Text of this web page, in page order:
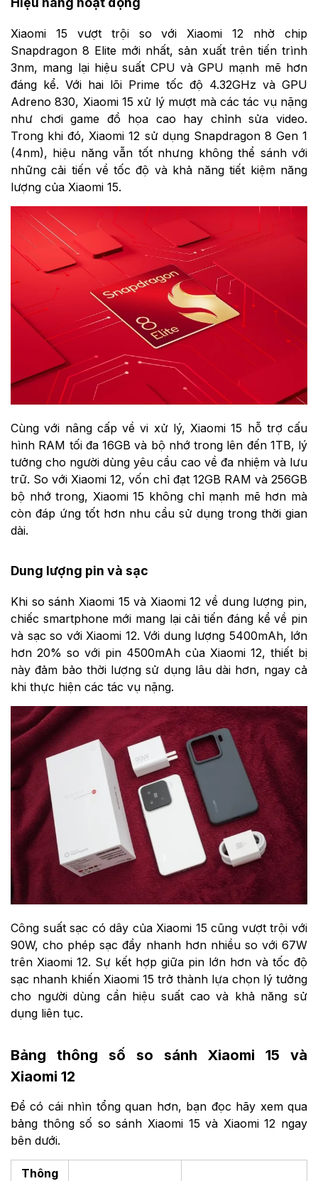
Xiaomi 15 vượt trội so với Xiaomi 12 nhờ chip
Snapdragon 8 Elite mới nhất, sản xuất trên tiến trình
3nm, mang lại hiệu suất CPU và GPU mạnh mẽ hơn
đáng kể. Với hai lõi Prime tốc độ 4.32GHz và GPU
Adreno 830, Xiaomi 15 xử lý mượt mà các tác vụ nặng
như chơi game đồ họa cao hay chỉnh sửa video.
Trong khi đó, Xiaomi 12 sử dụng Snapdragon 8 Gen 1
(4nm), hiệu năng vẫn tốt nhưng không thể sánh với
những cải tiến về tốc độ và khả năng tiết kiệm năng
lượng của Xiaomi 15.
Cùng với nâng cấp về vi xử lý, Xiaomi 15 hỗ trợ cấu
hình RAM tối đa 16GB và bộ nhớ trong lên đến 1TB, lý
tưởng cho người dùng yêu cầu cao về đa nhiệm và lưu
trữ. So với Xiaomi 12, vốn chỉ đạt 12GB RAM và 256GB
bộ nhớ trong, Xiaomi 15 không chỉ mạnh mẽ hơn mà
còn đáp ứng tốt hơn nhu cầu sử dụng trong thời gian
dài.
Dung lượng pin và sạc
Khi so sánh Xiaomi 15 và Xiaomi 12 về dung lượng pin,
chiếc smartphone mới mang lại cải tiến đáng kể về pin
và sạc so với Xiaomi 12. Với dung lượng 5400mAh, lớn
hơn 20% so với pin 4500mAh của Xiaomi 12, thiết bị
này đảm bảo thời lượng sử dụng lâu dài hơn, ngay cả
khi thực hiện các tác vụ nặng.
Công suất sạc có dây của Xiaomi 15 cũng vượt trội với
90W, cho phép sạc đầy nhanh hơn nhiều so với 67W
trên Xiaomi 12. Sự kết hợp giữa pin lớn hơn và tốc độ
sạc nhanh khiến Xiaomi 15 trở thành lựa chọn lý tưởng
cho người dùng cần hiệu suất cao và khả năng sử
dụng liên tục​.
Bảng thông số so sánh Xiaomi 15 và
Xiaomi 12
Để có cái nhìn tổng quan hơn, bạn đọc hãy xem qua
bảng thông số so sánh Xiaomi 15 và Xiaomi 12 ngay
bên dưới.
Thông